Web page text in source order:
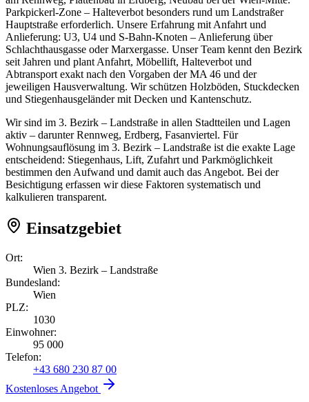
Parkpickerl-Zone – Halteverbot besonders rund um Landstraßer
Hauptstraße erforderlich. Unsere Erfahrung mit Anfahrt und
Anlieferung: U3, U4 und S-Bahn-Knoten – Anlieferung über
Schlachthausgasse oder Marxergasse. Unser Team kennt den Bezirk
seit Jahren und plant Anfahrt, Möbellift, Halteverbot und
Abtransport exakt nach den Vorgaben der MA 46 und der
jeweiligen Hausverwaltung. Wir schützen Holzböden, Stuckdecken
und Stiegenhausgeländer mit Decken und Kantenschutz.
Wir sind im 3. Bezirk – Landstraße in allen Stadtteilen und Lagen
aktiv – darunter Rennweg, Erdberg, Fasanviertel. Für
Wohnungsauflösung im 3. Bezirk – Landstraße ist die exakte Lage
entscheidend: Stiegenhaus, Lift, Zufahrt und Parkmöglichkeit
bestimmen den Aufwand und damit auch das Angebot. Bei der
Besichtigung erfassen wir diese Faktoren systematisch und
kalkulieren transparent.
Einsatzgebiet
Ort:
Wien 3. Bezirk – Landstraße
Bundesland:
Wien
PLZ:
1030
Einwohner:
95 000
Telefon:
+43 680 230 87 00
Kostenloses Angebot